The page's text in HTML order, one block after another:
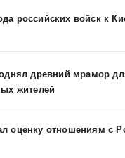
российских войск к
древний мрамор
жителей
оценку отношениям с